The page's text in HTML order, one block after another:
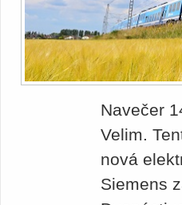
Navečer
Velim.
nová
Siemens